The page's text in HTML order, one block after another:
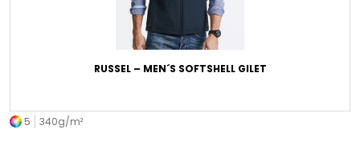
RUSSEL – MEN´S SOFTSHELL GILET
5 340g/m²